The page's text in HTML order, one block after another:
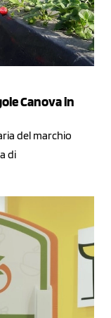
Canova in
del marchio
di